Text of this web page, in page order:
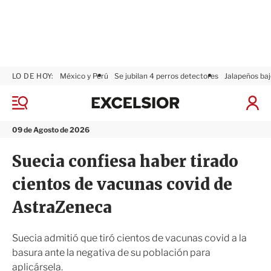
M
n
09 de Agosto de 2026
LO DE HOY: México y Perú Se jubilan 4 perros detectores Jalapeños
I
x
i
r
Suecia confiesa haber tirado
cientos de vacunas covid de
AstraZeneca
Suecia admitió que tiró cientos de vacunas covid a la
basura ante la negativa de su población para
aplicársela.